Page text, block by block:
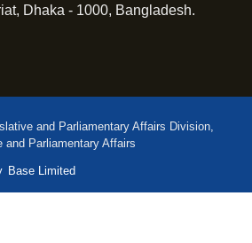
Dhaka - 1000, Bangladesh.
and Parliamentary Affairs Division,
and Parliamentary Affairs
Base Limited